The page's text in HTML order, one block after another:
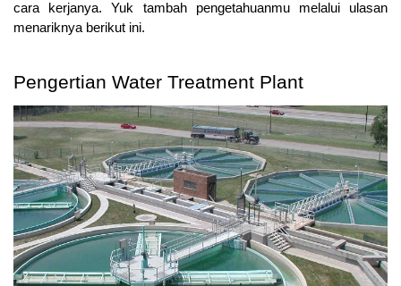
cara kerjanya. Yuk tambah pengetahuanmu melalui ulasan
menariknya berikut ini.
Pengertian Water Treatment Plant